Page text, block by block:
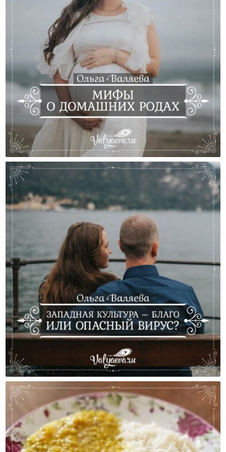
Мифы О Домашних Родах
Западная Культура – Благо Или Опасный Вирус?